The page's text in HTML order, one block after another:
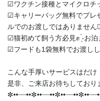
︎︎︎︎☑︎ワクチン接種とマイクロチ
︎︎︎︎☑︎キャリーバッグ無料でプレ
ルでのお渡しではありません‪
︎︎︎︎☑︎猫初めて飼う方必見✊ ̖́-お
︎︎︎︎☑︎フードも1袋無料でお渡し
こんな手厚いサービスはだけ
是非、ご来店お待ちしており